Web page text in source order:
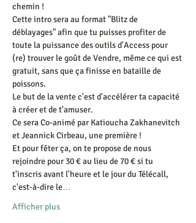
chemin !
Cette intro sera au format "Blitz de
déblayages" afin que tu puisses profiter de
toute la puissance des outils d'Access pour
(re) trouver le goût de Vendre, même ce qui est
gratuit, sans que ça finisse en bataille de
poissons.
Le but de la vente c'est d'accélérer ta capacité
à créer et de t'amuser.
Ce sera Co-animé par Katioucha Zakhanevitch
et Jeannick Cirbeau, une première !
Et pour fêter ça, on te propose de nous
rejoindre pour 30 € au lieu de 70 € si tu
t'inscris avant l'heure et le jour du Télécall,
c'est-à-dire le…
Afficher plus